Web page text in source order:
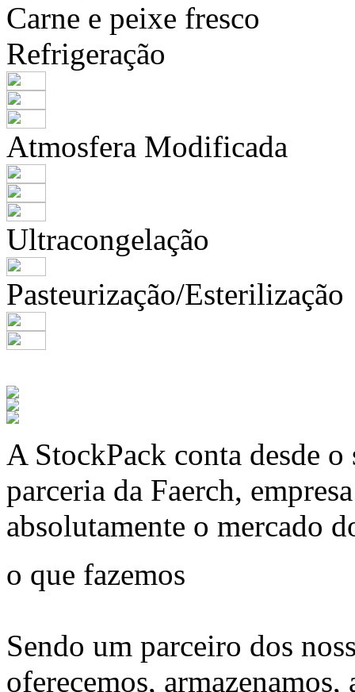
Carne e peixe fresco
Refrigeração
Atmosfera Modificada
Ultracongelação
Pasteurização/Esterilização
A StockPack conta desde
parceria da Faerch,
absolutamente o mercado
o que fazemos
Sendo um parceiro dos
oferecemos, armazenamos,